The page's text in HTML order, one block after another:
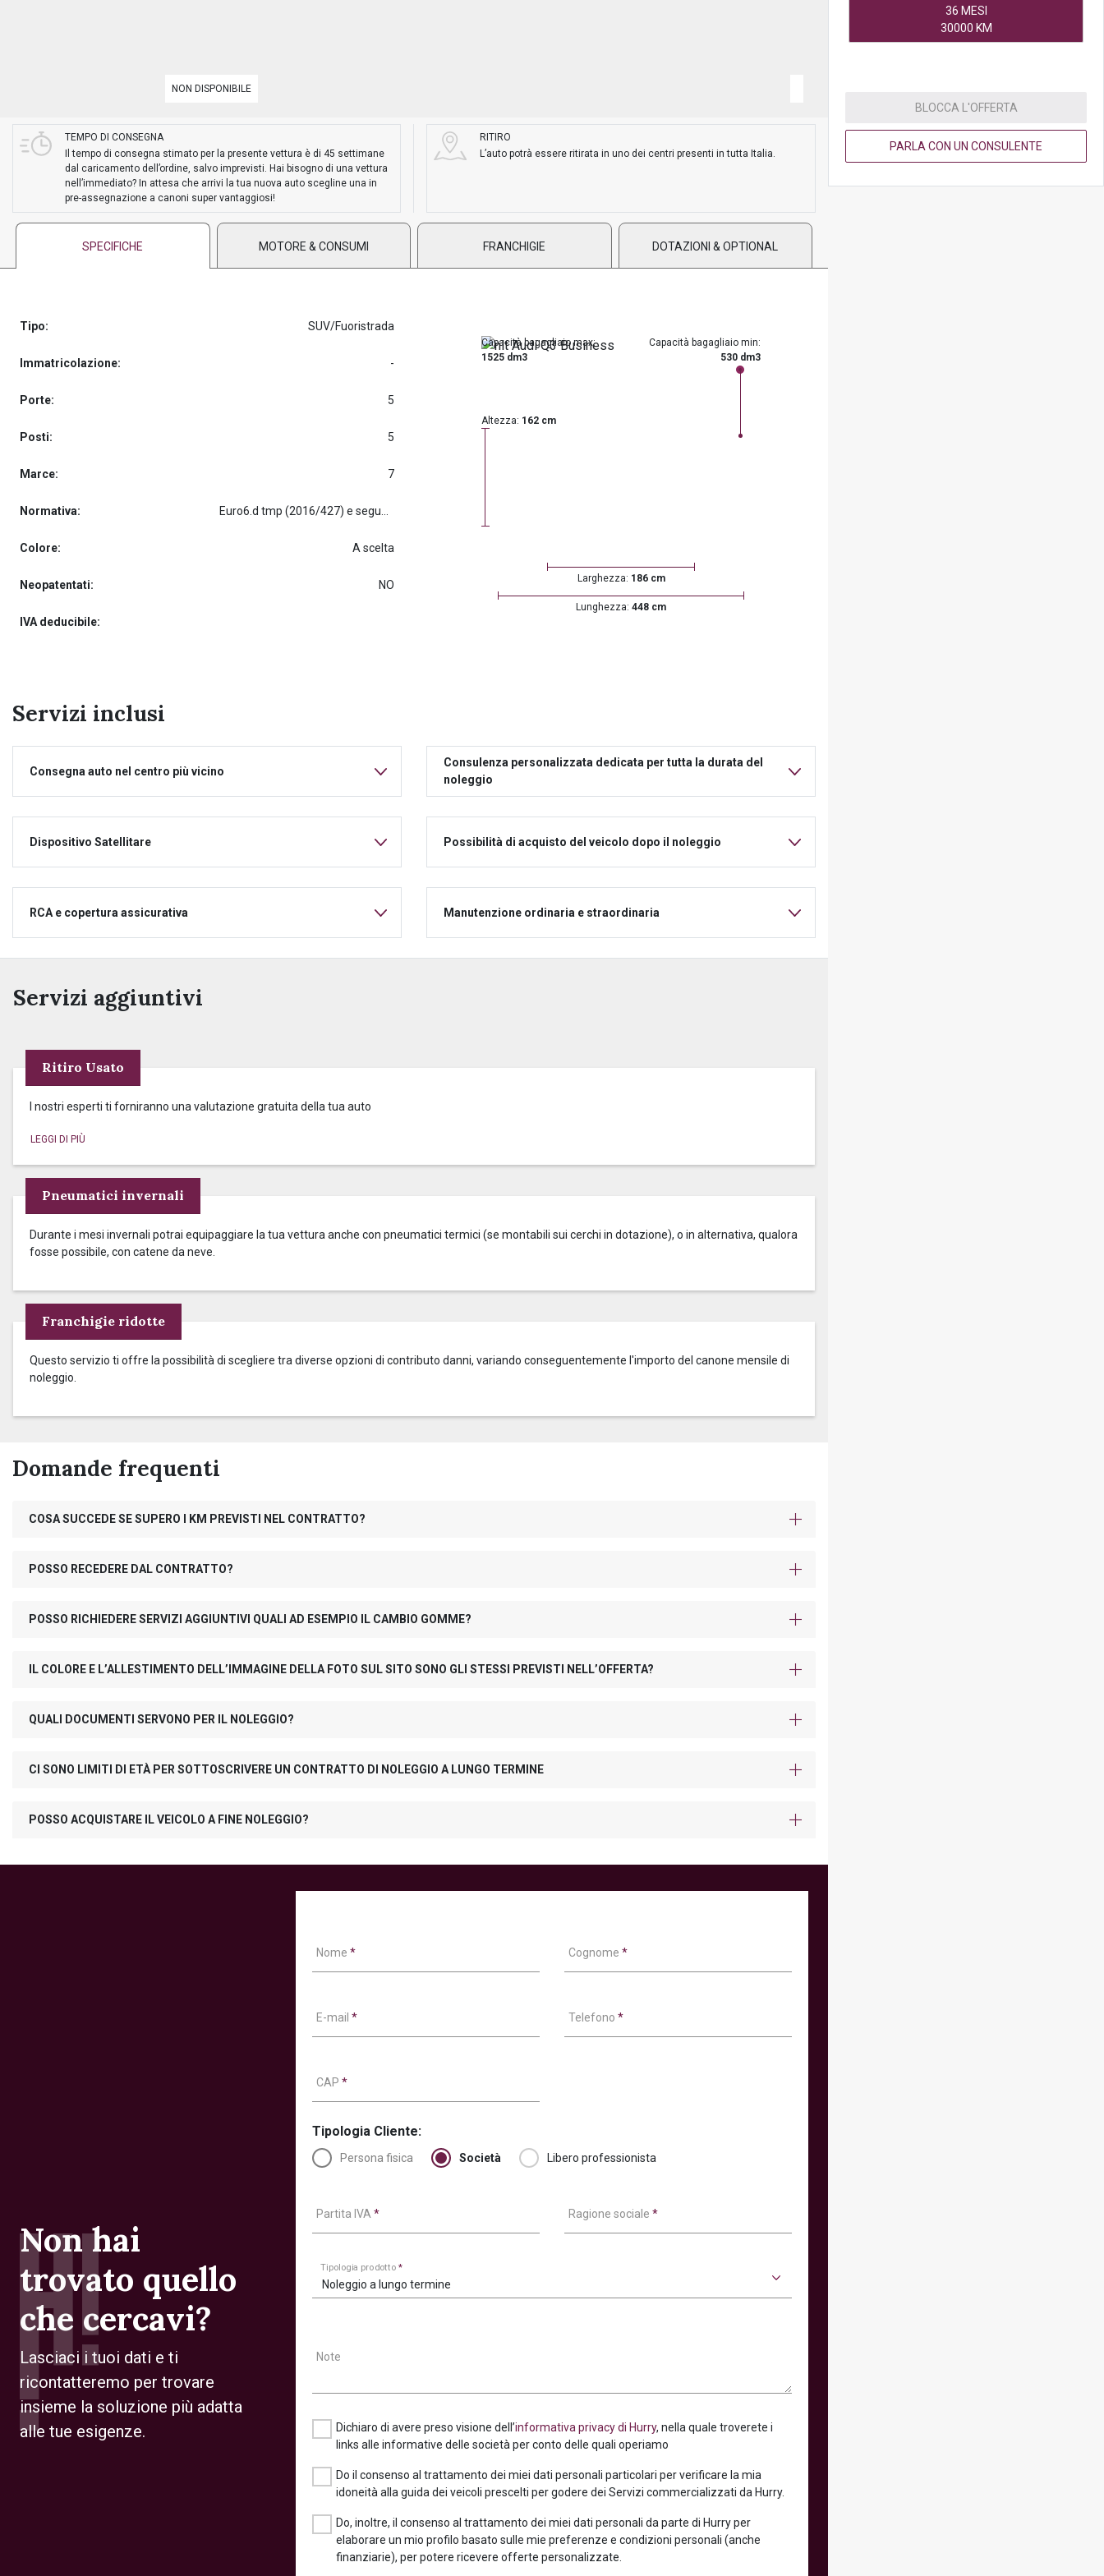
36 MESI
30000 KM
BLOCCA L'OFFERTA
PARLA CON UN CONSULENTE
NON DISPONIBILE
TEMPO DI CONSEGNA
Il tempo di consegna stimato per la presente vettura è di 45 settimane
dal caricamento dell’ordine, salvo imprevisti. Hai bisogno di una vettura
nell’immediato? In attesa che arrivi la tua nuova auto scegline una in
pre-assegnazione a canoni super vantaggiosi!
RITIRO
L’auto potrà essere ritirata in uno dei centri presenti in tutta Italia.
SPECIFICHE MOTORE & CONSUMI FRANCHIGIE DOTAZIONI & OPTIONAL
Tipo: SUV/Fuoristrada
Immatricolazione: -
Porte: 5
Posti: 5
Marce: 7
Normativa:
Colore: A scelta
Neopatentati: NO
IVA deducibile:
Capacità bagagliaio max:
1525 dm3
Capacità bagagliaio min:
530 dm3
Altezza: 162 cm
Larghezza: 186 cm
Lunghezza: 448 cm
Servizi inclusi
Consegna auto nel centro più vicino
Consulenza personalizzata dedicata per tutta la durata del
noleggio
Dispositivo Satellitare Possibilità di acquisto del veicolo dopo il noleggio
RCA e copertura assicurativa Manutenzione ordinaria e straordinaria
Servizi aggiuntivi
Ritiro Usato
I nostri esperti ti forniranno una valutazione gratuita della tua auto
Pneumatici invernali
Durante i mesi invernali potrai equipaggiare la tua vettura anche con pneumatici termici (se montabili sui cerchi in dotazione), o in alternativa, qualora
fosse possibile, con catene da neve.
Franchigie ridotte
Questo servizio ti offre la possibilità di scegliere tra diverse opzioni di contributo danni, variando conseguentemente l'importo del canone mensile di
noleggio.
Domande frequenti
COSA SUCCEDE SE SUPERO I KM PREVISTI NEL CONTRATTO?
POSSO RECEDERE DAL CONTRATTO?
POSSO RICHIEDERE SERVIZI AGGIUNTIVI QUALI AD ESEMPIO IL CAMBIO GOMME?
IL COLORE E L’ALLESTIMENTO DELL’IMMAGINE DELLA FOTO SUL SITO SONO GLI STESSI PREVISTI NELL’OFFERTA?
QUALI DOCUMENTI SERVONO PER IL NOLEGGIO?
CI SONO LIMITI DI ETÀ PER SOTTOSCRIVERE UN CONTRATTO DI NOLEGGIO A LUNGO TERMINE
POSSO ACQUISTARE IL VEICOLO A FINE NOLEGGIO?
Non hai
trovato quello
che cercavi?
Lasciaci i tuoi dati e ti
ricontatteremo per trovare
insieme la soluzione più adatta
alle tue esigenze.
Nome * Cognome *
E-mail * Telefono *
CAP *
Tipologia Cliente:
Persona fisica Società Libero professionista
Partita IVA * Ragione sociale *
Tipologia prodotto*
Noleggio a lungo termine
Note
Dichiaro di avere preso visione dell’informativa privacy di Hurry, nella quale troverete i
links alle informative delle società per conto delle quali operiamo
Do il consenso al trattamento dei miei dati personali particolari per verificare la mia
idoneità alla guida dei veicoli prescelti per godere dei Servizi commercializzati da Hurry.
Do, inoltre, il consenso al trattamento dei miei dati personali da parte di Hurry per
elaborare un mio profilo basato sulle mie preferenze e condizioni personali (anche
finanziarie), per potere ricevere offerte personalizzate.